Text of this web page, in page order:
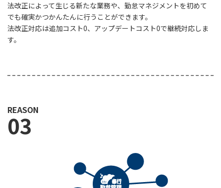
法改正によって生じる新たな業務や、勤怠マネジメントを初めて
でも確実かつかんたんに行うことができます。
法改正対応は追加コスト0、アップデートコスト0で継続対応しま
す。
REASON
03